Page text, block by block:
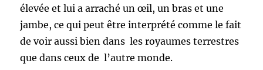
élevée et lui a arraché un œil, un bras et une
jambe, ce qui peut être interprété comme le fait
de voir aussi bien dans les royaumes terrestres
que dans ceux de l’autre monde.